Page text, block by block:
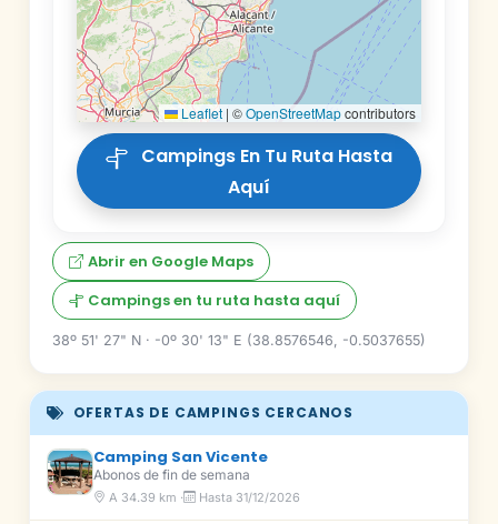
Leaflet | ©OpenStreetMapcontributors
Aquí
Abrir en Google Maps
Campings en tu ruta hasta aquí
38º 51' 27" N · -0º 30' 13" E (38.8576546, -0.5037655)
OFERTAS DE CAMPINGS CERCANOS
Camping San Vicente
Abonos de fin de semana
A 34.39 km · Hasta 31/12/2026